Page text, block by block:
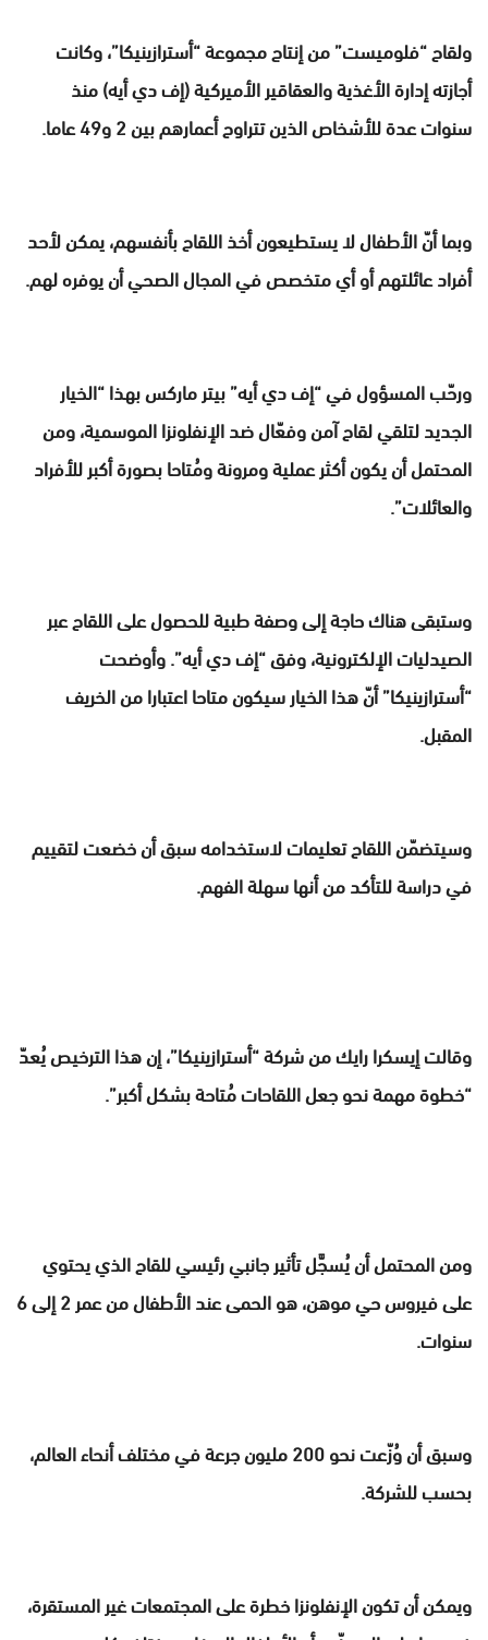
ولقاح “فلوميست” من إنتاج مجموعة “أسترازينيكا”، وكانت
أجازته إدارة الأغذية والعقاقير الأميركية (إف دي أيه) منذ
سنوات عدة للأشخاص الذين تتراوح أعمارهم بين 2 و49 عاما.
وبما أنّ الأطفال لا يستطيعون أخذ اللقاح بأنفسهم، يمكن لأحد
أفراد عائلتهم أو أي متخصص في المجال الصحي أن يوفره لهم.
ورحّب المسؤول في “إف دي أيه” بيتر ماركس بهذا “الخيار
الجديد لتلقي لقاح آمن وفعّال ضد الإنفلونزا الموسمية، ومن
المحتمل أن يكون أكثر عملية ومرونة ومُتاحا بصورة أكبر للأفراد
والعائلات”.
وستبقى هناك حاجة إلى وصفة طبية للحصول على اللقاح عبر
الصيدليات الإلكترونية، وفق “إف دي أيه”. وأوضحت
“أسترازينيكا” أنّ هذا الخيار سيكون متاحا اعتبارا من الخريف
المقبل.
وسيتضمّن اللقاح تعليمات لاستخدامه سبق أن خضعت لتقييم
في دراسة للتأكد من أنها سهلة الفهم.
وقالت إيسكرا رايك من شركة “أسترازينيكا”، إن هذا الترخيص يُعدّ
“خطوة مهمة نحو جعل اللقاحات مُتاحة بشكل أكبر”.
ومن المحتمل أن يُسجَّل تأثير جانبي رئيسي للقاح الذي يحتوي
على فيروس حي موهن، هو الحمى عند الأطفال من عمر 2 إلى 6
سنوات.
وسبق أن وُزّعت نحو 200 مليون جرعة في مختلف أنحاء العالم،
بحسب للشركة.
ويمكن أن تكون الإنفلونزا خطرة على المجتمعات غير المستقرة،